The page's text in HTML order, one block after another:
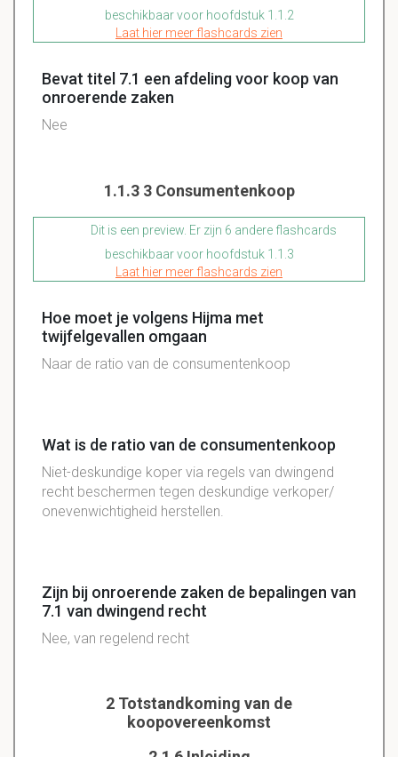
beschikbaar voor hoofdstuk 1.1.2
Laat hier meer flashcards zien
Bevat titel 7.1 een afdeling voor koop van
onroerende zaken
Nee
1.1.3 3 Consumentenkoop
Dit is een preview. Er zijn 6 andere flashcards
beschikbaar voor hoofdstuk 1.1.3
Laat hier meer flashcards zien
Hoe moet je volgens Hijma met
twijfelgevallen omgaan
Naar de ratio van de consumentenkoop
Wat is de ratio van de consumentenkoop
Niet-deskundige koper via regels van dwingend
recht beschermen tegen deskundige verkoper/
onevenwichtigheid herstellen.
Zijn bij onroerende zaken de bepalingen van
7.1 van dwingend recht
Nee, van regelend recht
2 Totstandkoming van de
koopovereenkomst